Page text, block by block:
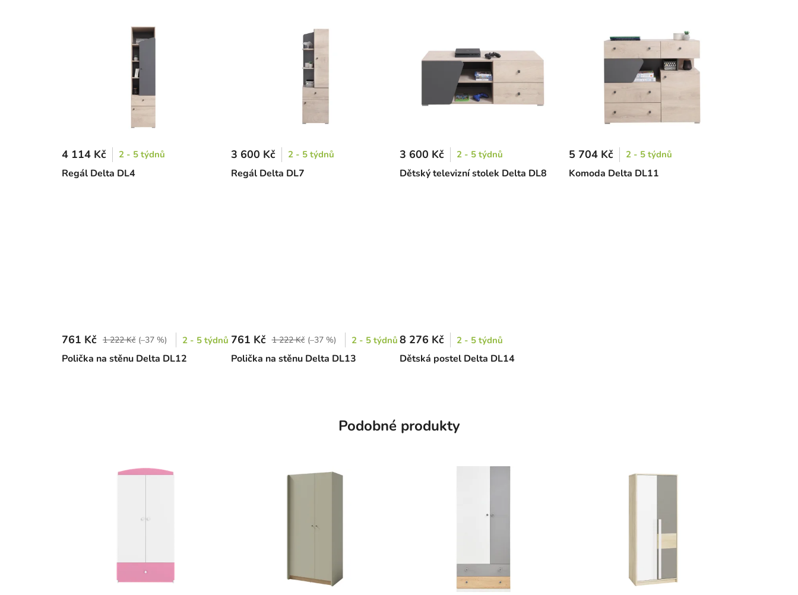
Regál Delta DL4
4 114 Kč 2 - 5 týdnů
Regál Delta DL7
3 600 Kč 2 - 5 týdnů
Dětský televizní stolek Delta DL8
3 600 Kč 2 - 5 týdnů
Komoda Delta DL11
5 704 Kč 2 - 5 týdnů
Polička na stěnu Delta DL12
761 Kč 1 222 Kč (–37 %) 2 - 5 týdnů
Polička na stěnu Delta DL13
761 Kč 1 222 Kč (–37 %) 2 - 5 týdnů
Dětská postel Delta DL14
8 276 Kč 2 - 5 týdnů
Podobné produkty